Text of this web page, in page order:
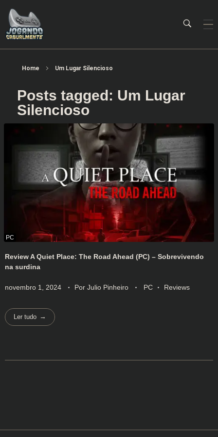
Home Um Lugar Silencioso
Posts tagged: Um Lugar
Silencioso
Review A Quiet Place: The Road Ahead (PC) – Sobrevivendo
na surdina
novembro 1, 2024 Por Julio Pinheiro PC Reviews
Ler tudo